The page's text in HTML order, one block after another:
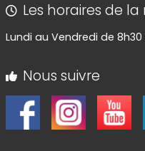
Les horaires de la
Lundi au Vendredi de 8h30
Nous suivre